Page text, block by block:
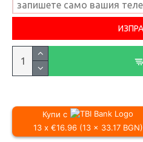
Купи с
13 x €16.96 (13 x 33.17 BGN)